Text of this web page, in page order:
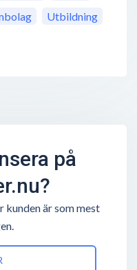
Utbildning
på
kunden är som mest